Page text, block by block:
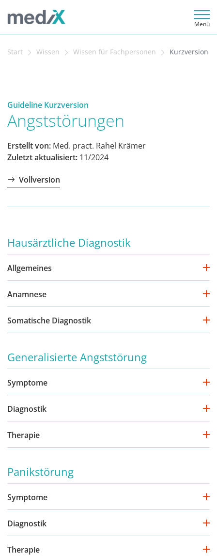
Menü
Start Wissen Wissen für Fachpersonen Kurzversion
Guideline Kurzversion
Angststörungen
Erstellt von: Med. pract. Rahel Krämer
Zuletzt aktualisiert: 11/2024
Vollversion
Hausärztliche Diagnostik
Allgemeines
Anamnese
Somatische Diagnostik
Generalisierte Angststörung
Symptome
Diagnostik
Therapie
Panikstörung
Symptome
Diagnostik
Therapie